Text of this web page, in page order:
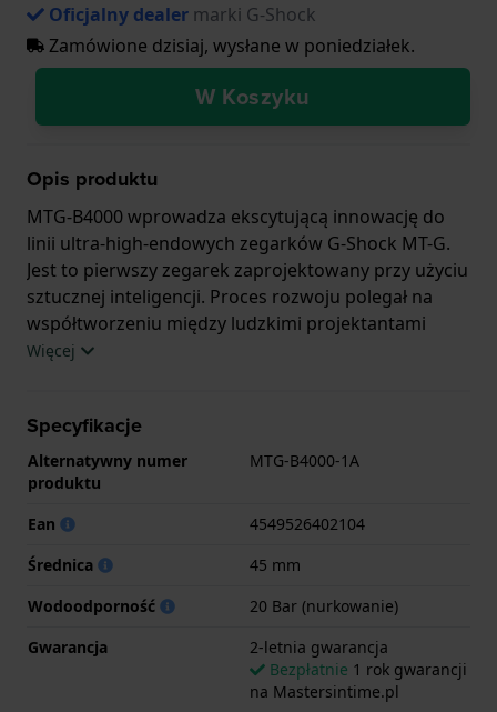
Oficjalny dealer marki G-Shock
Zamówione dzisiaj, wysłane w poniedziałek.
W Koszyku
Opis produktu
MTG-B4000 wprowadza ekscytującą innowację do
linii ultra-high-endowych zegarków G-Shock MT-G.
Jest to pierwszy zegarek zaprojektowany przy użyciu
sztucznej inteligencji. Proces rozwoju polegał na
współtworzeniu między ludzkimi projektantami
skupionymi na projektowaniu i inżynierii, a sztuczną
zebrane przez markę w ciągu ostatnich 40 lat.
Sztuczna inteligencja została również wykorzystana
do symulacji uderzenia pod każdym możliwym
wymagań dotyczących wytrzymałości strukturalnej i
właściwości materiału. Rezultatem jest jeszcze
zegarek, który nadal jest charakterystyczny dla G-
Shock. Przypominająca mostek rama z laminatu
włókna węglowego i włókna szklanego łączy
konstrukcje uchwytów zegarka. W połączeniu z
Więcej
Specyfikacje
Alternatywny numer
produktu
MTG-B4000-1A
Ean
4549526402104
Średnica
45 mm
Wodoodporność
20 Bar (nurkowanie)
Gwarancja
2-letnia gwarancja
Bezpłatnie 1 rok gwarancji
na Mastersintime.pl